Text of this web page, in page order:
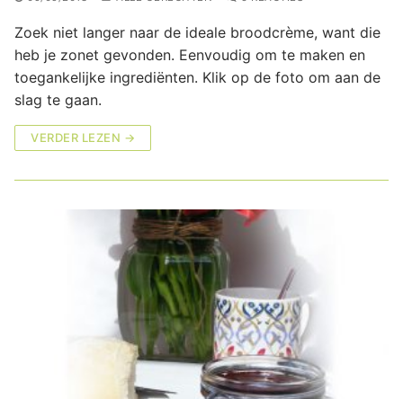
Zoek niet langer naar de ideale broodcrème, want die
heb je zonet gevonden. Eenvoudig om te maken en
toegankelijke ingrediënten. Klik op de foto om aan de
slag te gaan.
VERDER LEZEN →